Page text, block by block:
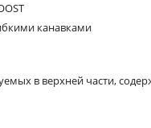
канавками
в верхней части,